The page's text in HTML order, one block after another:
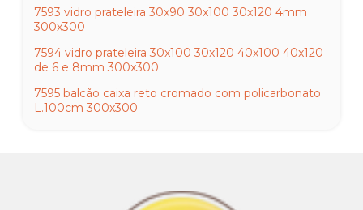
7593 vidro prateleira 30x90 30x100 30x120 4mm
300x300
7594 vidro prateleira 30x100 30x120 40x100 40x120
de 6 e 8mm 300x300
7595 balcão caixa reto cromado com policarbonato
L.100cm 300x300
policarbonato L.150cm 300x300